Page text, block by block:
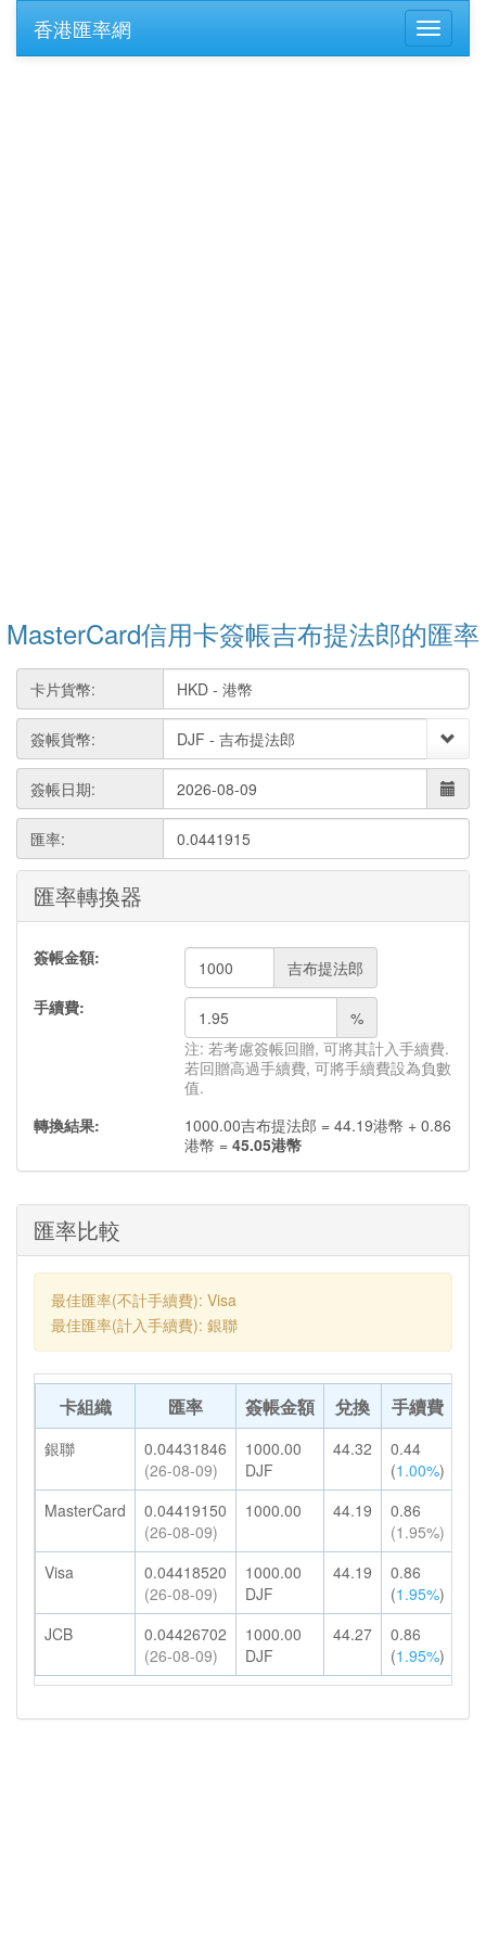
香港匯率網
MasterCard信用卡簽帳吉布提法郎的匯率
卡片貨幣:
簽帳貨幣:
簽帳日期:
匯率: 0.0441915
匯率轉換器
簽帳金額:
吉布提法郎
手續費:
%
注: 若考慮簽帳回贈, 可將其計入手續費.
若回贈高過手續費, 可將手續費設為負數
值.
轉換結果:
1000.00吉布提法郎 = 44.19港幣 + 0.86
港幣 = 45.05港幣
匯率比較
最佳匯率(不計手續費): Visa
最佳匯率(計入手續費): 銀聯
卡組織 匯率 簽帳金額 兌換 手續費
銀聯
0.04431846
(26-08-09)
1000.00
DJF
44.32
0.44
(1.00%)
MasterCard
0.04419150
(26-08-09)
1000.00 44.19
0.86
(1.95%)
Visa
0.04418520
(26-08-09)
1000.00
DJF
44.19
0.86
(1.95%)
JCB
0.04426702
(26-08-09)
1000.00
DJF
44.27
0.86
(1.95%)